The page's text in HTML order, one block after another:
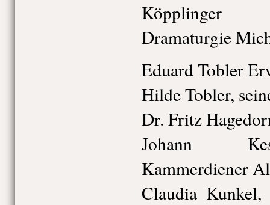
Köpplinger
Dramaturgie
Eduard Tobler
Hilde Tobler,
Dr. Fritz
Johann
Kammerdiener
Claudia Kunkel,